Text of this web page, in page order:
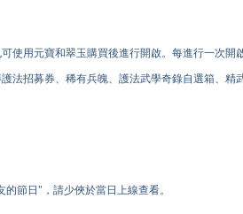
使用元寶和翠玉購買後進行開啟。每進行一次開
法招募券、稀有兵魄、護法武學奇錄自選箱、精
節日"，請少俠於當日上線查看。